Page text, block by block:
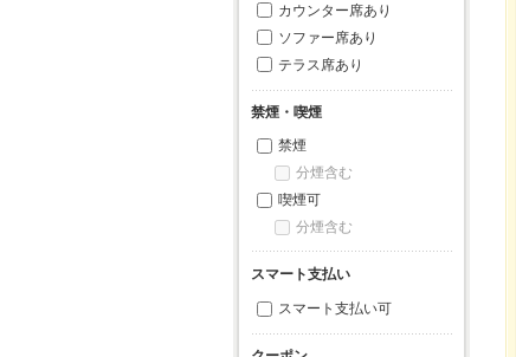
カウンター席あり
ソファー席あり
テラス席あり
禁煙・喫煙
禁煙
分煙含む
喫煙可
分煙含む
スマート支払い
スマート支払い可